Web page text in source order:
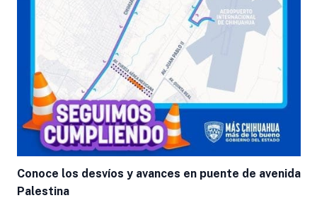
Conoce los desvíos y avances en puente de avenida
Palestina